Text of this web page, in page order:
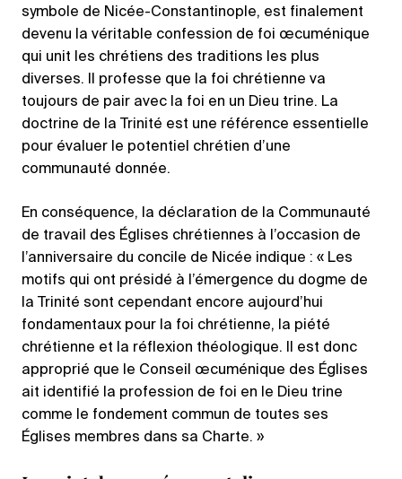
symbole de Nicée-Constantinople, est finalement
devenu la véritable confession de foi œcuménique
qui unit les chrétiens des traditions les plus
diverses. Il professe que la foi chrétienne va
toujours de pair avec la foi en un Dieu trine. La
doctrine de la Trinité est une référence essentielle
pour évaluer le potentiel chrétien d’une
communauté donnée.
En conséquence, la déclaration de la Communauté
de travail des Églises chrétiennes à l’occasion de
l’anniversaire du concile de Nicée indique : « Les
motifs qui ont présidé à l’émergence du dogme de
la Trinité sont cependant encore aujourd’hui
fondamentaux pour la foi chrétienne, la piété
chrétienne et la réflexion théologique. Il est donc
approprié que le Conseil œcuménique des Églises
ait identifié la profession de foi en le Dieu trine
comme le fondement commun de toutes ses
Églises membres dans sa Charte. »